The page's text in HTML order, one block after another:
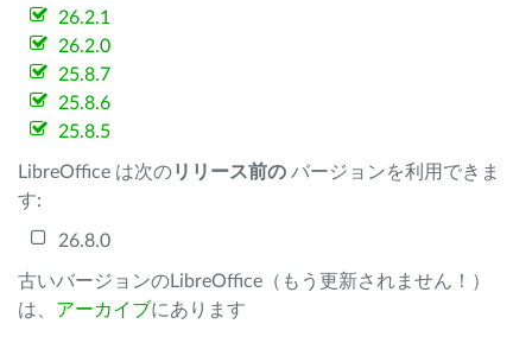
26.2.1
26.2.0
25.8.7
25.8.6
25.8.5
LibreOffice は次のリリース前の バージョンを利用できま
す:
26.8.0
古いバージョンのLibreOffice（もう更新されません！）
は、 アーカイブにあります